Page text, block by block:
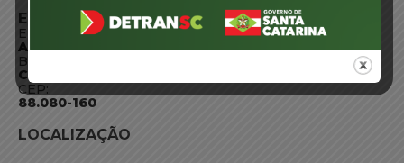
ENDEREÇO
Endereço:
Av. Almirante Tamandaré - 480
Bairro:
Coqueiros, Florianópolis SC
CEP:
88.080-160
LOCALIZAÇÃO